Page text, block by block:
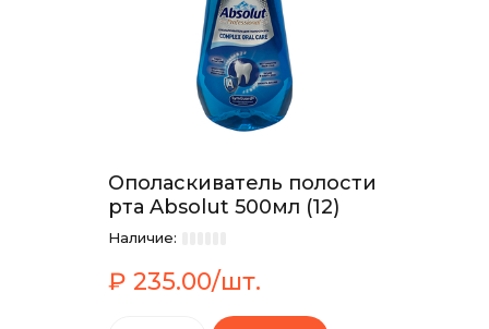
Ополаскиватель полости
рта Absolut 500мл (12)
Наличие:
₽ 235.00/шт.